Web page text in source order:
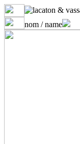
nom / name